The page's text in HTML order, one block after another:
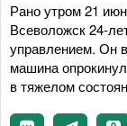
Рано утром 21
Всеволожск 24-
управлением. Он
машина
в тяжелом